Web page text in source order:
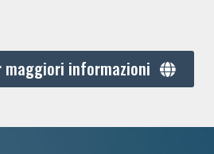
informazioni